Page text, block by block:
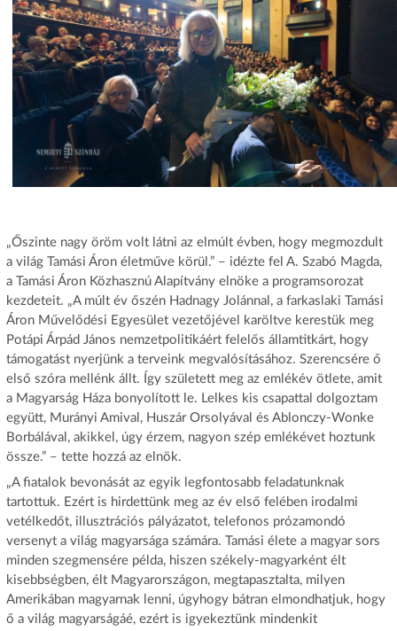
„Őszinte nagy öröm volt látni az elmúlt évben, hogy megmozdult
a világ Tamási Áron életműve körül.” – idézte fel A. Szabó Magda,
a Tamási Áron Közhasznú Alapítvány elnöke a programsorozat
kezdeteit. „A múlt év őszén Hadnagy Jolánnal, a farkaslaki Tamási
Áron Művelődési Egyesület vezetőjével karöltve kerestük meg
Potápi Árpád János nemzetpolitikáért felelős államtitkárt, hogy
támogatást nyerjünk a terveink megvalósításához. Szerencsére ő
első szóra mellénk állt. Így született meg az emlékév ötlete, amit
a Magyarság Háza bonyolított le. Lelkes kis csapattal dolgoztam
együtt, Murányi Amival, Huszár Orsolyával és Ablonczy-Wonke
Borbálával, akikkel, úgy érzem, nagyon szép emlékévet hoztunk
össze.” – tette hozzá az elnök.
„A fiatalok bevonását az egyik legfontosabb feladatunknak
tartottuk. Ezért is hirdettünk meg az év első felében irodalmi
vetélkedőt, illusztrációs pályázatot, telefonos prózamondó
versenyt a világ magyarsága számára. Tamási élete a magyar sors
minden szegmensére példa, hiszen székely-magyarként élt
kisebbségben, élt Magyarországon, megtapasztalta, milyen
Amerikában magyarnak lenni, úgyhogy bátran elmondhatjuk, hogy
ő a világ magyarságáé, ezért is igyekeztünk mindenkit